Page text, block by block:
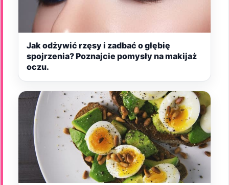
Jak odżywić rzęsy i zadbać o głębię
spojrzenia? Poznajcie pomysły na makijaż
oczu.